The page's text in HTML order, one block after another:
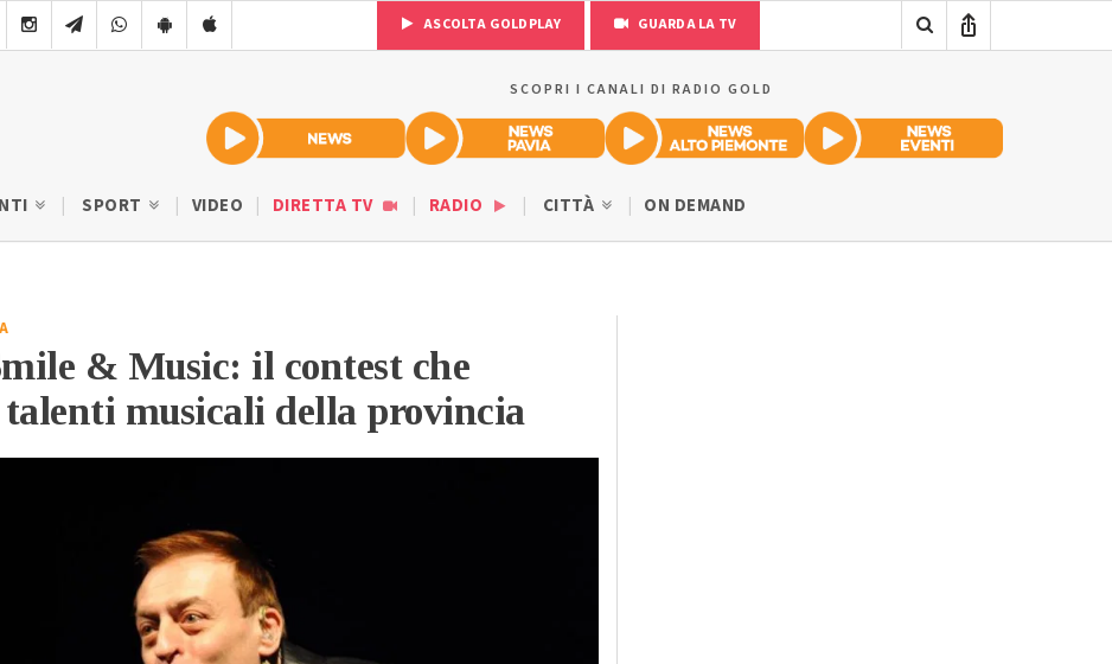
ASCOLTA GOLDPLAY GUARDA LA TV
SCOPRI I CANALI DI RADIO GOLD
SPORT VIDEO DIRETTA TV RADIO CITTÀ ON DEMAND
& Music: il contest che
musicali della provincia